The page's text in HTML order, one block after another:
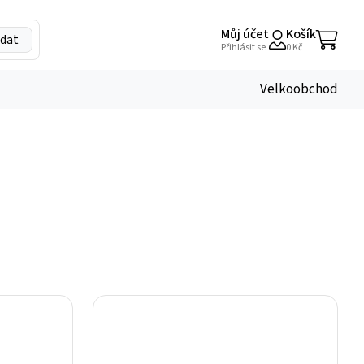
My
Account
Můj účet
Přihlásit se
Košík
0Kč
Velkoobchod